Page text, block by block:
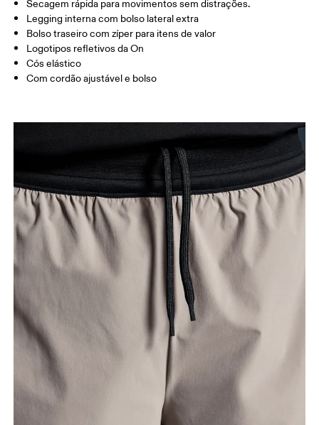
Entreperna (M): 7.62 cm
Como medir
Cintura
Meça ao redor da parte mais estreita da cintura.
Secagem rápida para movimentos sem distrações.
Legging interna com bolso lateral extra
Bolso traseiro com zíper para itens de valor
Logotipos refletivos da On
Cós elástico
Com cordão ajustável e bolso